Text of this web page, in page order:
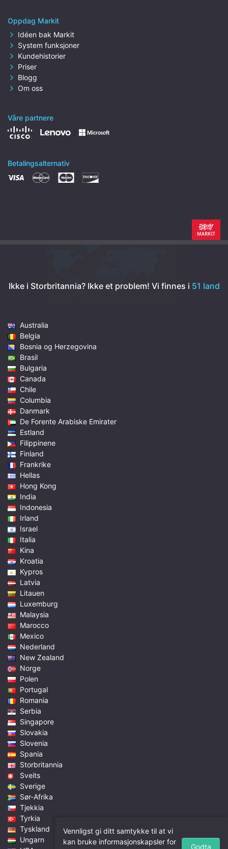
Oppdag Markit
Idéen bak Markit
System funksjoner
Kundehistorier
Priser
Blogg
Om oss
Våre partnere
Betalingsalternativ
Ikke i Storbritannia? Ikke et problem! Vi finnes i 51 land
Australia
Belgia
Bosnia og Herzegovina
Brasil
Bulgaria
Canada
Chile
Columbia
Danmark
De Forente Arabiske Emirater
Estland
Filippinene
Finland
Frankrike
Hellas
Hong Kong
India
Indonesia
Irland
Israel
Italia
Kina
Kroatia
Kypros
Latvia
Litauen
Luxemburg
Malaysia
Marocco
Mexico
Nederland
New Zealand
Norge
Polen
Portugal
Romania
Serbia
Singapore
Slovakia
Slovenia
Spania
Storbritannia
Sveits
Sverige
Sør-Afrika
Tjekkia
Tyrkia
Tyskland
Ungarn
Vennligst gi ditt samtykke til at vi
kan bruke informasjonskapsler for
Godta